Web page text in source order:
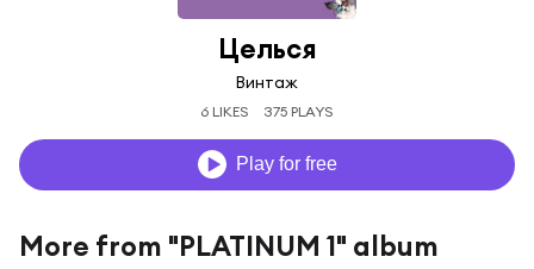
Целься
Винтаж
6 LIKES 375 PLAYS
Play for free
More from "PLATINUM 1" album